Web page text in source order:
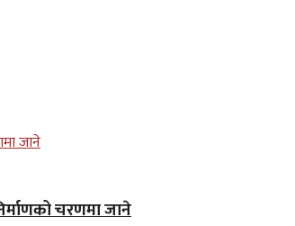
चरणमा जाने